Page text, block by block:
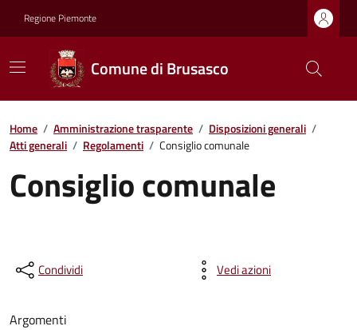
Regione Piemonte
Comune di Brusasco
Home / Amministrazione trasparente / Disposizioni generali /
Atti generali / Regolamenti / Consiglio comunale
Consiglio comunale
Condividi Vedi azioni
Argomenti